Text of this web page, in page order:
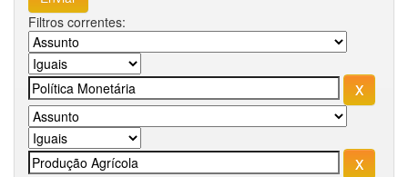
Filtros correntes: